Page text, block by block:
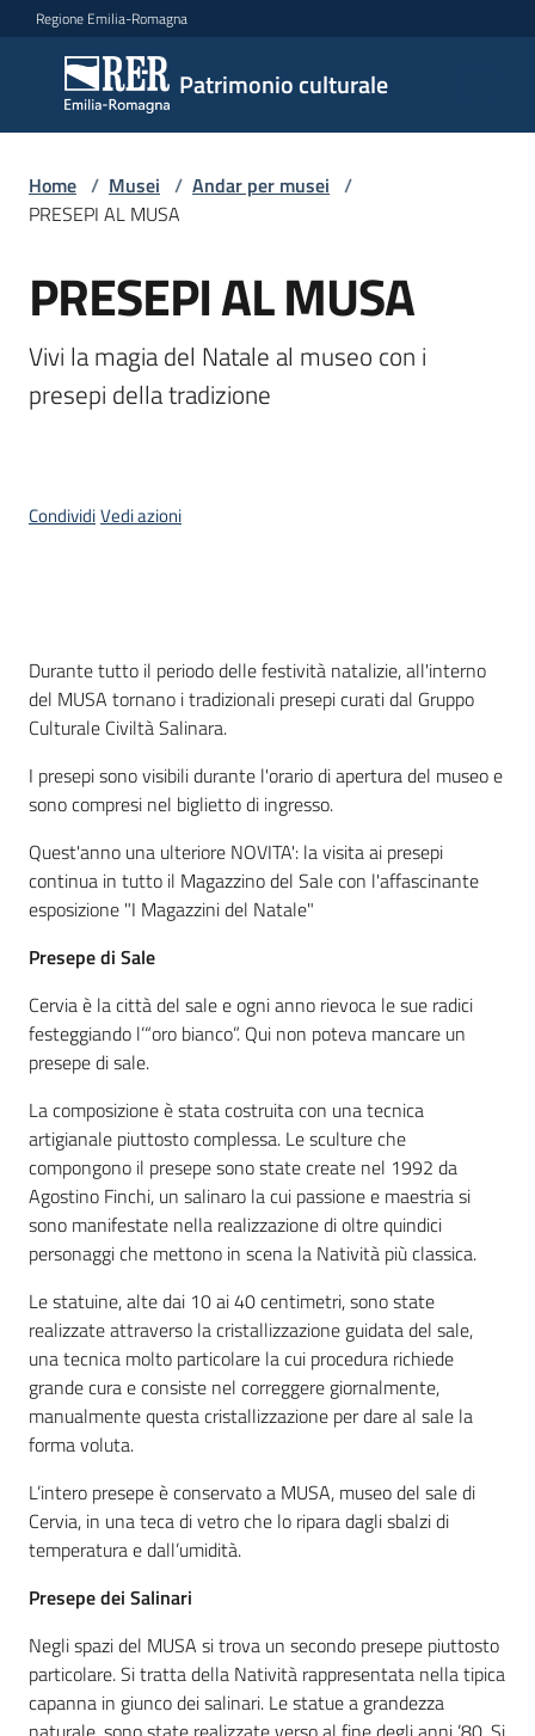
Vai al contenuto
Vai alla navigazione
Vai al footer
Regione Emilia-Romagna
Patrimonio culturale
Patrimonio
culturale
Argomenti
Novità
Servizi
Bandi
Mediateca
Guglielmi
Seguici
Home / Musei / Andar per musei /
PRESEPI AL MUSA
Salta al contenuto
PRESEPI AL MUSA
Vivi la magia del Natale al museo con i
presepi della tradizione
CondividiVedi azioni
Cos'è
Durante tutto il periodo delle festività natalizie, all'interno
del MUSA tornano i tradizionali presepi curati dal Gruppo
Culturale Civiltà Salinara.
I presepi sono visibili durante l'orario di apertura del museo e
sono compresi nel biglietto di ingresso.
Quest'anno una ulteriore NOVITA': la visita ai presepi
continua in tutto il Magazzino del Sale con l'affascinante
esposizione "I Magazzini del Natale"
Presepe di Sale
Cervia è la città del sale e ogni anno rievoca le sue radici
festeggiando l’“oro bianco”. Qui non poteva mancare un
presepe di sale.
La composizione è stata costruita con una tecnica
artigianale piuttosto complessa. Le sculture che
compongono il presepe sono state create nel 1992 da
Agostino Finchi, un salinaro la cui passione e maestria si
sono manifestate nella realizzazione di oltre quindici
personaggi che mettono in scena la Natività più classica.
Le statuine, alte dai 10 ai 40 centimetri, sono state
realizzate attraverso la cristallizzazione guidata del sale,
una tecnica molto particolare la cui procedura richiede
grande cura e consiste nel correggere giornalmente,
manualmente questa cristallizzazione per dare al sale la
forma voluta.
L’intero presepe è conservato a MUSA, museo del sale di
Cervia, in una teca di vetro che lo ripara dagli sbalzi di
temperatura e dall’umidità.
Presepe dei Salinari
Negli spazi del MUSA si trova un secondo presepe piuttosto
particolare. Si tratta della Natività rappresentata nella tipica
capanna in giunco dei salinari. Le statue a grandezza